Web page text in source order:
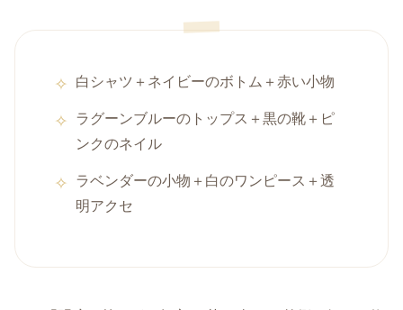
白シャツ＋ネイビーのボトム＋赤い小物
ラグーンブルーのトップス＋黒の靴＋ピ
ンクのネイル
ラベンダーの小物＋白のワンピース＋透
明アクセ